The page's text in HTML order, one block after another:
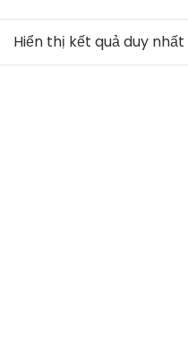
Hiển thị kết quả duy nhất